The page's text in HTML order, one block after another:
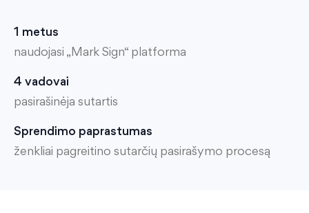
1 metus
naudojasi „Mark Sign“ platforma
4 vadovai
pasirašinėja sutartis
Sprendimo paprastumas
ženkliai pagreitino sutarčių pasirašymo procesą